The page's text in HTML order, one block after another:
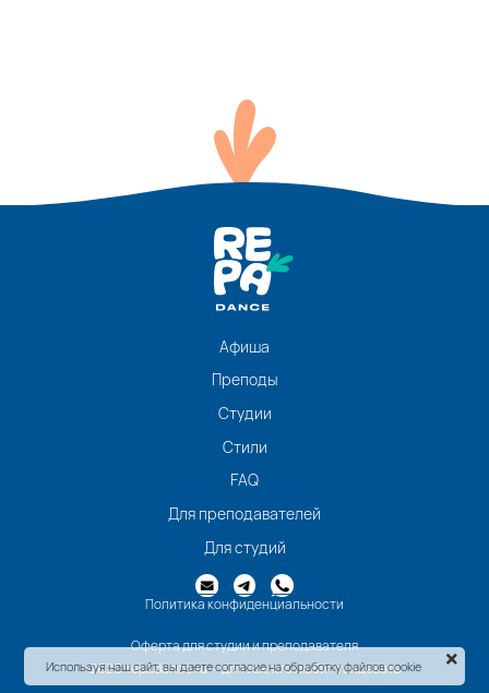
Афиша
Преподы
Студии
Стили
FAQ
Для преподавателей
Для студий
Политика конфиденциальности
Оферта для студии и преподавателя
2026 repadance.ru - для тех, кто любит танцевать
Используя наш сайт, вы даете согласие на обработку файлов cookie